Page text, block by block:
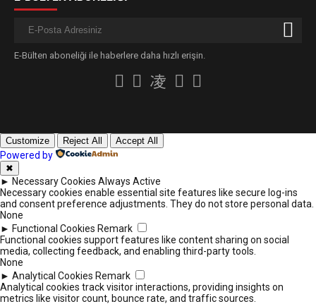
E-Bülten aboneliği ile haberlere daha hızlı erişin.
Customize Reject All Accept All
Powered by
✖
► Necessary Cookies Always Active
Necessary cookies enable essential site features like secure log-ins
and consent preference adjustments. They do not store personal data.
None
► Functional Cookies Remark
Functional cookies support features like content sharing on social
media, collecting feedback, and enabling third-party tools.
None
► Analytical Cookies Remark
Analytical cookies track visitor interactions, providing insights on
metrics like visitor count, bounce rate, and traffic sources.